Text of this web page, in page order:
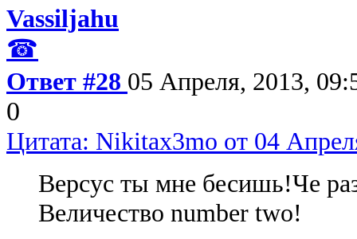
Vassiljahu
☎
Ответ #28 05 Апреля, 2013,
0
Цитата: Nikitax3mo от 04
Версус ты мне бесишь!Че
Величество number two!